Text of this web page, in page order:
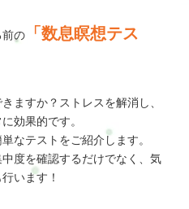
前の
「数息瞑想テス
ますか？ストレスを解消し、
効果的です。
なテストをご紹介します。
度を確認するだけでなく、気
います！